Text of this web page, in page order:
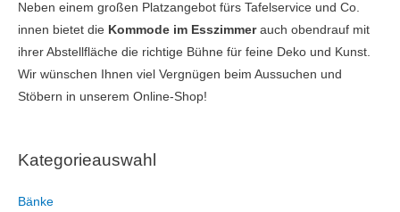
Kategorieauswahl
Bänke
Neben einem großen Platzangebot fürs Tafelservice und Co.
innen bietet die Kommode im Esszimmerauch obendrauf mit
ihrer Abstellfläche die richtige Bühne für feine Deko und Kunst.
Wir wünschen Ihnen viel Vergnügen beim Aussuchen und
Stöbern in unserem Online-Shop!